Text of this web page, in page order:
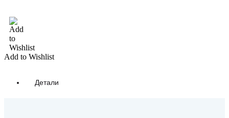
Add to Wishlist
Детали